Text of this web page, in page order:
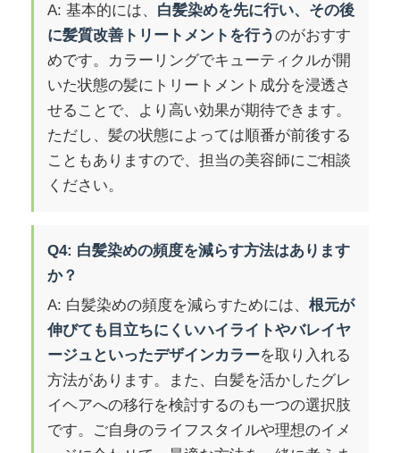
A: 基本的には、 白髪染めを先に行い、その後
に髪質改善トリートメントを行うのがおすす
めです。カラーリングでキューティクルが開
いた状態の髪にトリートメント成分を浸透さ
せることで、より高い効果が期待できます。
ただし、髪の状態によっては順番が前後する
こともありますので、担当の美容師にご相談
ください。
Q4: 白髪染めの頻度を減らす方法はあります
か？
A: 白髪染めの頻度を減らすためには、 根元が
伸びても目立ちにくいハイライトやバレイヤ
ージュといったデザインカラーを取り入れる
方法があります。また、白髪を活かしたグレ
イヘアへの移行を検討するのも一つの選択肢
です。ご自身のライフスタイルや理想のイメ